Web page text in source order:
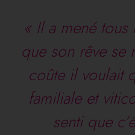
« Il a mené
que son rêve se
coûte il voulait
familiale et
senti que